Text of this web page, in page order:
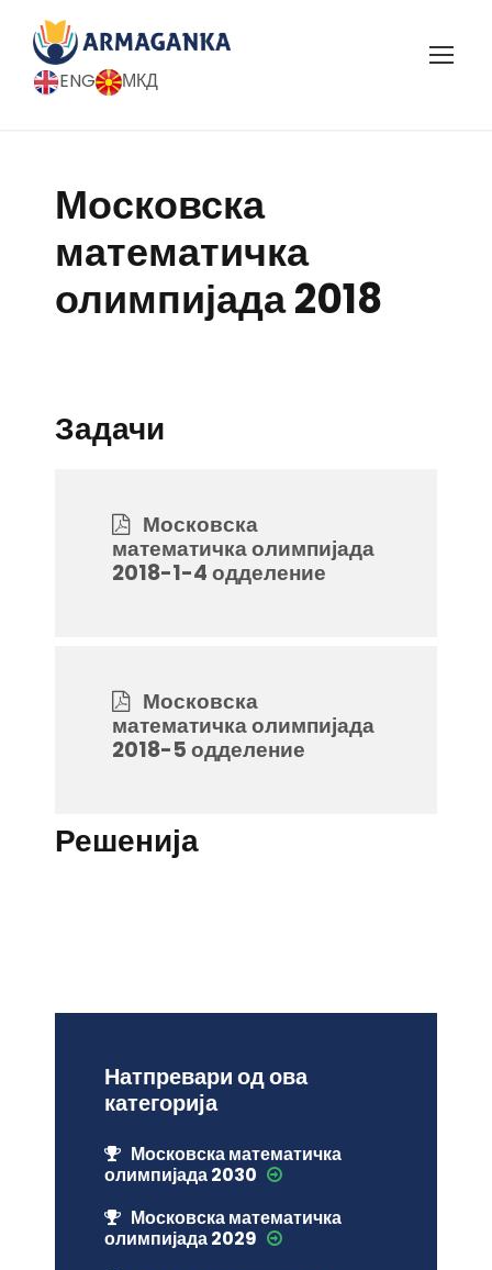
ENG МКД
Московска
математичка
олимпијада 2018
Задачи
Московска
математичка олимпијада
2018-1-4 одделение
Московска
математичка олимпијада
2018-5 одделение
Решенија
Натпревари од ова
категорија
Московска математичка
олимпијада 2030
Московска математичка
олимпијада 2029